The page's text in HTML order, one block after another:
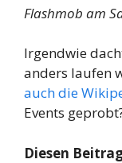
Flashmob am
Irgendwie
anders laufen
auch die
Events
Diesen